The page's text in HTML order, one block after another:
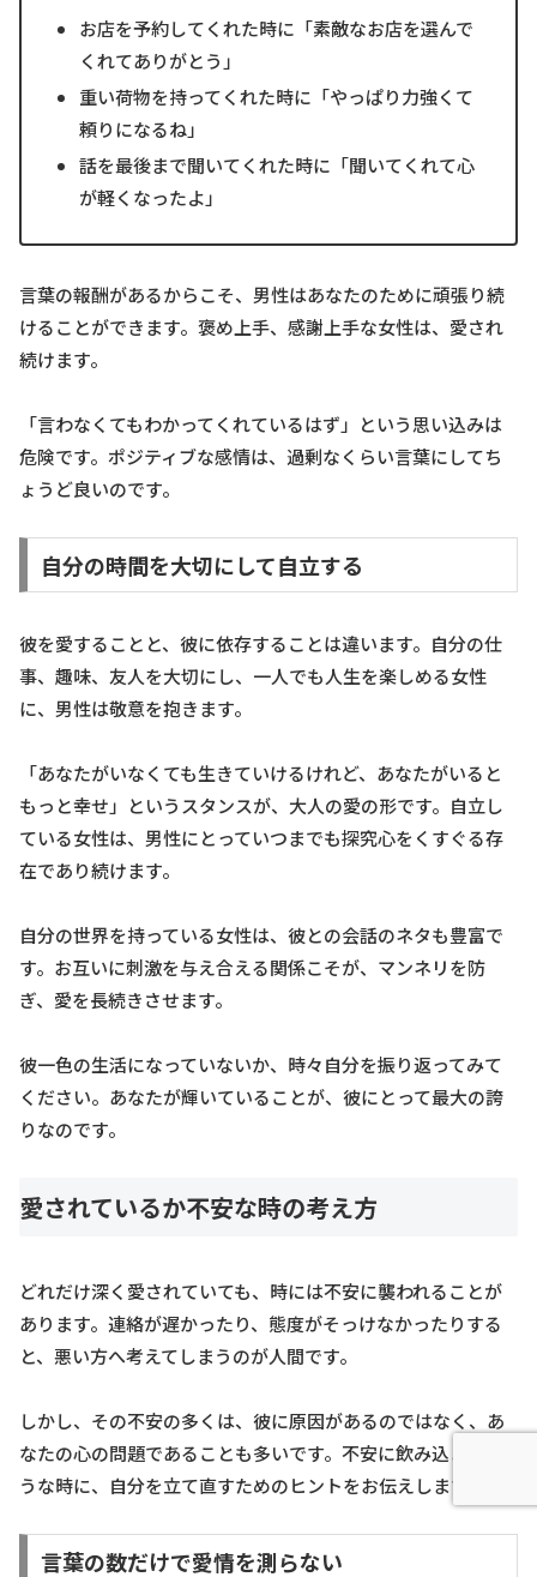
お店を予約してくれた時に「素敵なお店を選んで
くれてありがとう」
重い荷物を持ってくれた時に「やっぱり力強くて
頼りになるね」
話を最後まで聞いてくれた時に「聞いてくれて心
が軽くなったよ」
言葉の報酬があるからこそ、男性はあなたのために頑張り続
けることができます。褒め上手、感謝上手な女性は、愛され
続けます。
「言わなくてもわかってくれているはず」という思い込みは
危険です。ポジティブな感情は、過剰なくらい言葉にしてち
ょうど良いのです。
自分の時間を大切にして自立する
彼を愛することと、彼に依存することは違います。自分の仕
事、趣味、友人を大切にし、一人でも人生を楽しめる女性
に、男性は敬意を抱きます。
「あなたがいなくても生きていけるけれど、あなたがいると
もっと幸せ」というスタンスが、大人の愛の形です。自立し
ている女性は、男性にとっていつまでも探究心をくすぐる存
在であり続けます。
自分の世界を持っている女性は、彼との会話のネタも豊富で
す。お互いに刺激を与え合える関係こそが、マンネリを防
ぎ、愛を長続きさせます。
彼一色の生活になっていないか、時々自分を振り返ってみて
ください。あなたが輝いていることが、彼にとって最大の誇
りなのです。
愛されているか不安な時の考え方
どれだけ深く愛されていても、時には不安に襲われることが
あります。連絡が遅かったり、態度がそっけなかったりする
と、悪い方へ考えてしまうのが人間です。
しかし、その不安の多くは、彼に原因があるのではなく、あ
なたの心の問題であることも多いです。不安に飲み込まれそ
うな時に、自分を立て直すためのヒントをお伝えします。
言葉の数だけで愛情を測らない